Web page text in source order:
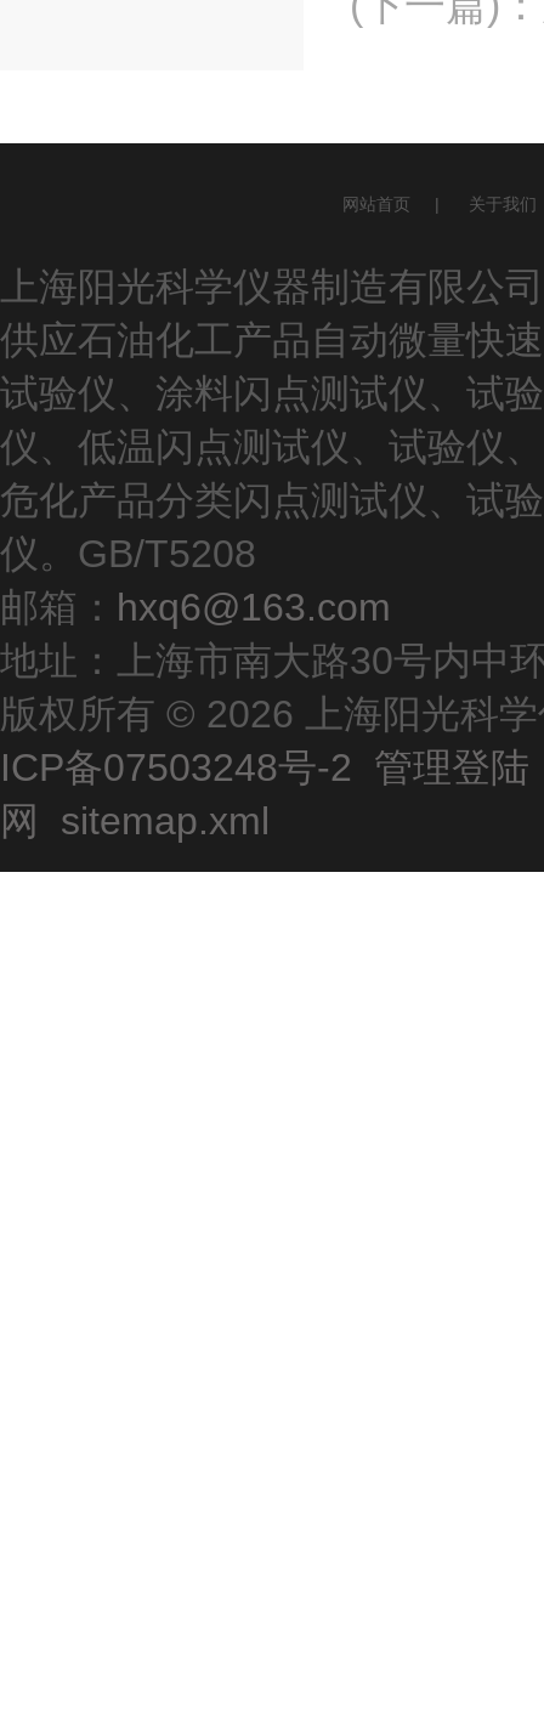
网站首页 | 关于我们
上海阳光科学仪器制造有限公
供应石油化工产品自动微量快
试验仪、涂料闪点测试仪、试
仪、低温闪点测试仪、试验仪
危化产品分类闪点测试仪、试
仪。GB/T5208
邮箱： hxq6@163.com
地址：上海市南大路30号内中
版权所有 © 2026 上海阳光科
ICP备07503248号-2 管理登陆
网
sitemap.xml